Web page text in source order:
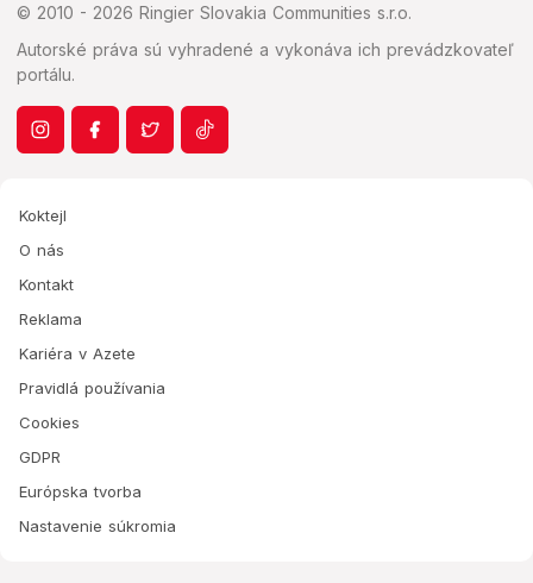
© 2010 - 2026 Ringier Slovakia Communities s.r.o.
Autorské práva sú vyhradené a vykonáva ich prevádzkovateľ
portálu.
Koktejl
O nás
Kontakt
Reklama
Kariéra v Azete
Pravidlá používania
Cookies
GDPR
Európska tvorba
Nastavenie súkromia